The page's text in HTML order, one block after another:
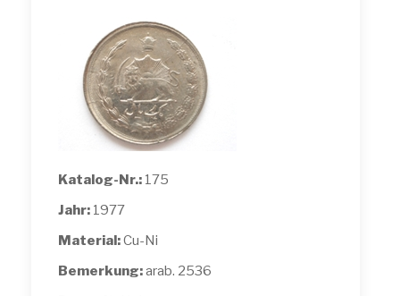
Katalog-Nr.: 175
Jahr: 1977
Material:Cu-Ni
Bemerkung:arab. 2536